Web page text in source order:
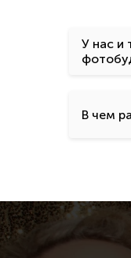
У нас и
В чем